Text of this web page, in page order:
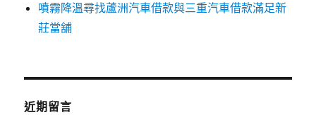
噴霧降溫尋找蘆洲汽車借款與三重汽車借款滿足新
莊當舖
近期留言